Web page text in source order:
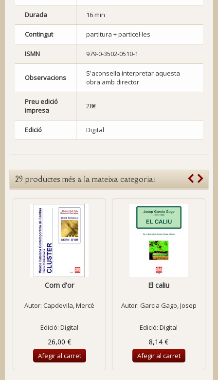
Durada 16 min
Contingut partitura + particel·les
ISMN 979-0-3502-0510-1
Observacions
S'aconsella interpretar aquesta
obra amb director
Preu edició
impresa
28€
Edició Digital
29 productes més a la mateixa categoria:
Corn d'or
Autor: Capdevila, Mercè
Edició: Digital
26,00 €
Afegir al carret
El caliu
Autor: Garcia Gago, Josep
Edició: Digital
8,14 €
Afegir al carret